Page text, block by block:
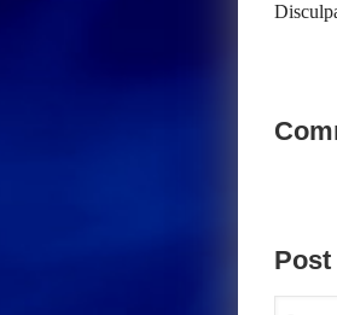
Post